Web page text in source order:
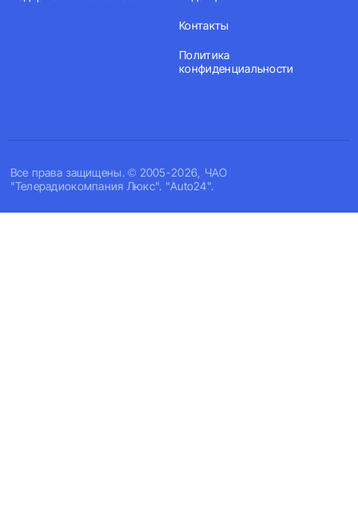
Все права защищены. © 2005-2026, ЧАО
"Телерадиокомпания Люкс". "Auto24".
Контакты
Политика
конфиденциальности